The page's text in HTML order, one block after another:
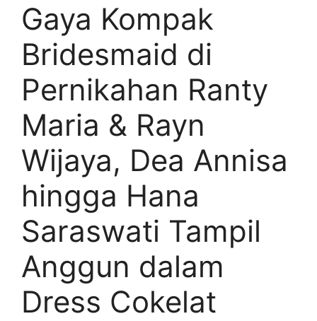
Gaya Kompak
Bridesmaid di
Pernikahan Ranty
Maria & Rayn
Wijaya, Dea Annisa
hingga Hana
Saraswati Tampil
Anggun dalam
Dress Cokelat